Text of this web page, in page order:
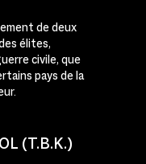
de deux
élites,
civile, que
pays de la
(T.B.K.)